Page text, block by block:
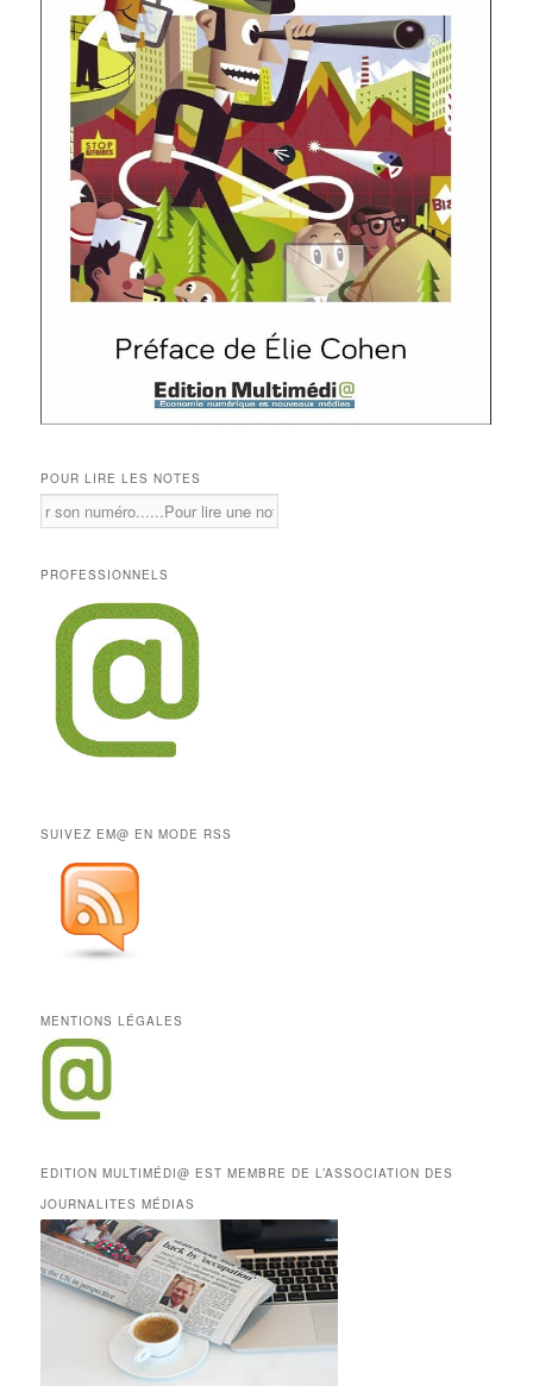
POUR LIRE LES NOTES
PROFESSIONNELS
SUIVEZ EM@ EN MODE RSS
MENTIONS LÉGALES
EDITION MULTIMÉDI@ EST MEMBRE DE L’ASSOCIATION DES
JOURNALITES MÉDIAS